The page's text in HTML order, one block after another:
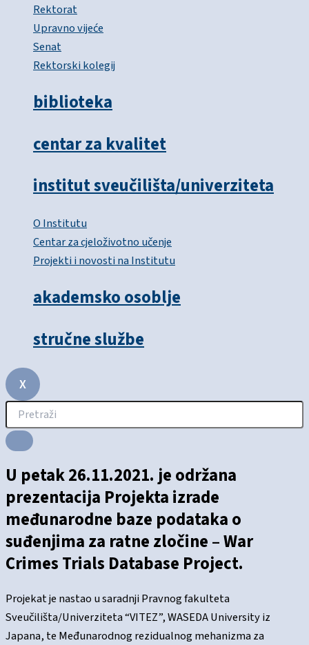
Rektorat
Upravno vijeće
Senat
Rektorski kolegij
biblioteka
centar za kvalitet
institut sveučilišta/univerziteta
O Institutu
Centar za cjeloživotno učenje
Projekti i novosti na Institutu
akademsko osoblje
stručne službe
X
U petak 26.11.2021. je održana
prezentacija Projekta izrade
međunarodne baze podataka o
suđenjima za ratne zločine – War
Crimes Trials Database Project.
Projekat je nastao u saradnji Pravnog fakulteta
Sveučilišta/Univerziteta “VITEZ”, WASEDA University iz
Japana, te Međunarodnog rezidualnog mehanizma za